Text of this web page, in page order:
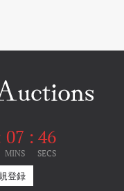
07
MINS
: 45
SECS
登録